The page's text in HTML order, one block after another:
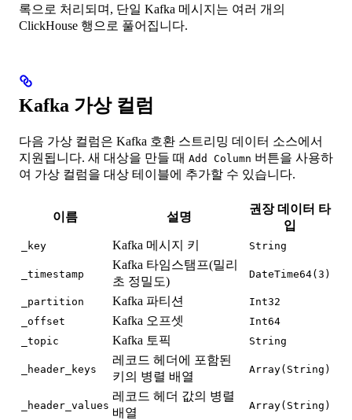
록으로 처리되며, 단일 Kafka 메시지는 여러 개의
ClickHouse 행으로 풀어집니다.
Kafka 가상 컬럼
다음 가상 컬럼은 Kafka 호환 스트리밍 데이터 소스에서
지원됩니다. 새 대상을 만들 때 Add Column 버튼을 사용하
여 가상 컬럼을 대상 테이블에 추가할 수 있습니다.
이름 설명
권장 데이터 타
입
_key Kafka 메시지 키 String
_timestamp
Kafka 타임스탬프(밀리
초 정밀도)
DateTime64(3)
_partition Kafka 파티션
Int32
_offset
Kafka 오프셋
Int64
_topic
Kafka 토픽 String
_header_keys
레코드 헤더에 포함된
키의 병렬 배열
Array(String)
_header_values
레코드 헤더 값의 병렬
배열
Array(String)